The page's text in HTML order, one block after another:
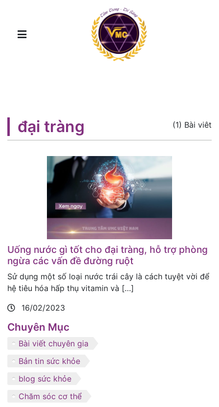
đại tràng (1) Bài viêt
Uống nước gì tốt cho đại tràng, hỗ trợ phòng
ngừa các vấn đề đường ruột
Sử dụng một số loại nước trái cây là cách tuyệt vời để
hệ tiêu hóa hấp thụ vitamin và […]
16/02/2023
Chuyên Mục
Bài viết chuyên gia
Bản tin sức khỏe
blog sức khỏe
Chăm sóc cơ thể